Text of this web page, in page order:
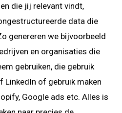
die jij relevant vindt,
data die
genereren we bijvoorbeeld
en organisaties die
gebruiken, die gebruik
LinkedIn of gebruik maken
Google ads etc. Alles is